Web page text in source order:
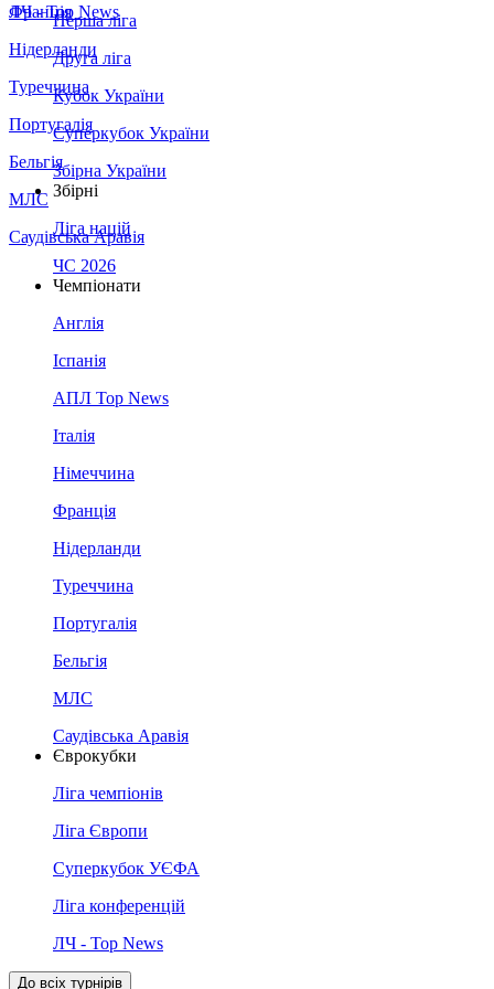
Франція
Нідерланди
Туреччина
Португалія
Бельгія
МЛС
Саудівська Аравія
ЛЧ - Top News
Перша ліга
Друга ліга
Кубок України
Суперкубок України
Збірна України
Збірні
Ліга націй
ЧС 2026
Чемпіонати
Англія
Іспанія
АПЛ Top News
Італія
Німеччина
Франція
Нідерланди
Туреччина
Португалія
Бельгія
МЛС
Саудівська Аравія
Єврокубки
Ліга чемпіонів
Ліга Європи
Суперкубок УЄФА
Ліга конференцій
ЛЧ - Top News
До всіх турнірів